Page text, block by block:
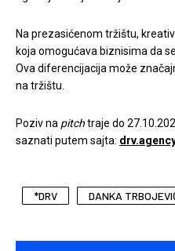
Na prezasićenom tržištu,
koja omogućava biznisima da
Ova diferencijacija može
na tržištu.
Poziv na pitchtraje do
saznati putem sajta:
*DRV DANKA